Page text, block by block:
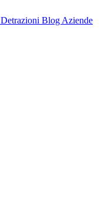
Detrazioni Blog Aziende